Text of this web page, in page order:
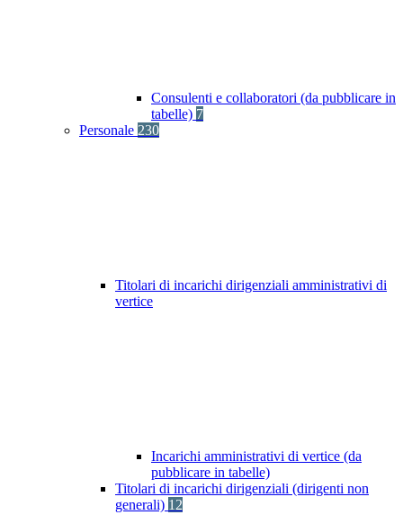
Consulenti e collaboratori (da pubblicare in
tabelle) 7
Personale 230
Titolari di incarichi dirigenziali amministrativi di
vertice
Incarichi amministrativi di vertice (da
pubblicare in tabelle)
Titolari di incarichi dirigenziali (dirigenti non
generali) 12